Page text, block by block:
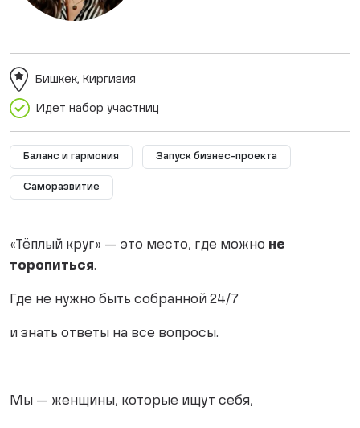
Идет набор участниц
Бишкек, Киргизия
Баланс и гармония Запуск бизнес-проекта
Саморазвитие
«Тёплый круг» — это место, где можно не
торопиться.
Где не нужно быть собранной 24/7
и знать ответы на все вопросы.
Мы — женщины, которые ищут себя,